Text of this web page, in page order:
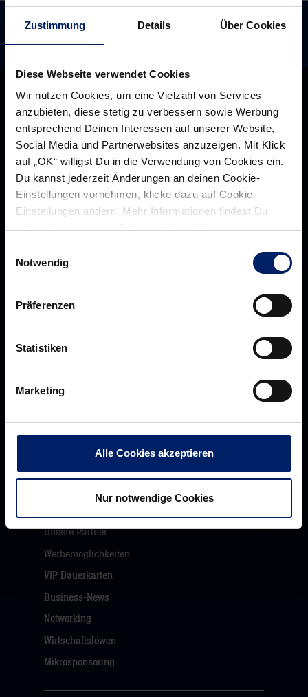
Zustimmung Details Über Cookies
Diese Webseite verwendet Cookies
Wir nutzen Cookies, um eine Vielzahl von Services
anzubieten, diese stetig zu verbessern sowie Werbung
entsprechend Deinen Interessen auf unserer Website,
Social Media und Partnerwebsites anzuzeigen. Mit Klick
auf „OK“ willigst Du in die Verwendung von Cookies ein.
Du kannst jederzeit Änderungen an deinen Cookie-
Einstellungen vornehmen, klicke dazu auf Cookie-
Einstellungen ändern. Mehr Informationen findest Du
Notwendig
Präferenzen
Statistiken
Marketing
Alle Cookies akzeptieren
Nur notwendige Cookies
Werte der Löwen
Jobs
Unsere Partner
Werbemöglichkeiten
VIP Dauerkarten
Business-News
Networking
Wirtschaftslöwen
Mikrosponsoring